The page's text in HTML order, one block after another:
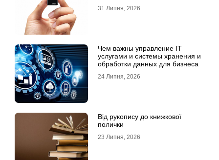
31 Липня, 2026
Чем важны управление IT
услугами и системы хранения и
обработки данных для бизнеса
24 Липня, 2026
Від рукопису до книжкової
полички
23 Липня, 2026